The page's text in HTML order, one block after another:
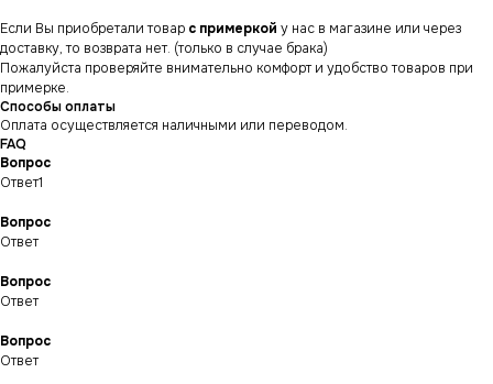
Если Вы приобретали товар с примеркой у нас в магазине или через
доставку, то возврата нет. (только в случае брака)
Пожалуйста проверяйте внимательно комфорт и удобство товаров при
примерке.
Способы оплаты
Оплата осуществляется наличными или переводом.
FAQ
Вопрос
Ответ1
Вопрос
Ответ
Вопрос
Ответ
Вопрос
Ответ
СНИКЕРСДИЛЕР
©СНИКЕРСДИЛЕР 2024-26.